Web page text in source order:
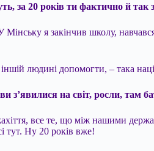
за 20 років ти фактично й так
я закінчив школу,
людині допомогти, – така
з’явилися на світ, росли, там
все те, що між нашими
тут. Ну 20 років вже!